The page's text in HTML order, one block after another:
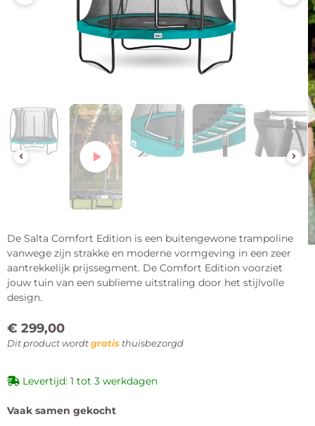
De Salta Comfort Edition is een buitengewone trampoline
vanwege zijn strakke en moderne vormgeving in een zeer
aantrekkelijk prijssegment. De Comfort Edition voorziet
jouw tuin van een sublieme uitstraling door het stijlvolle
design.
€ 299,00
Dit product wordt gratis thuisbezorgd
Levertijd: 1 tot 3 werkdagen
Vaak samen gekocht